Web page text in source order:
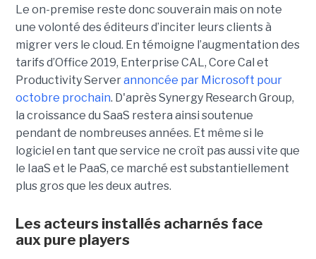
Le on-premise reste donc souverain mais on note
une volonté des éditeurs d’inciter leurs clients à
migrer vers le cloud. En témoigne l’augmentation des
tarifs d’Office 2019, Enterprise CAL, Core Cal et
Productivity Serverannoncée par Microsoft pour
octobre prochain. D'après Synergy Research Group,
la croissance du SaaS restera ainsi soutenue
pendant de nombreuses années. Et même si le
logiciel en tant que service ne croît pas aussi vite que
le IaaS et le PaaS, ce marché est substantiellement
plus gros que les deux autres.
Les acteurs installés acharnés face
aux pure players